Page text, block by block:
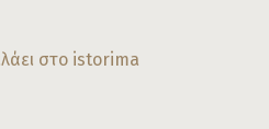
στο istorima